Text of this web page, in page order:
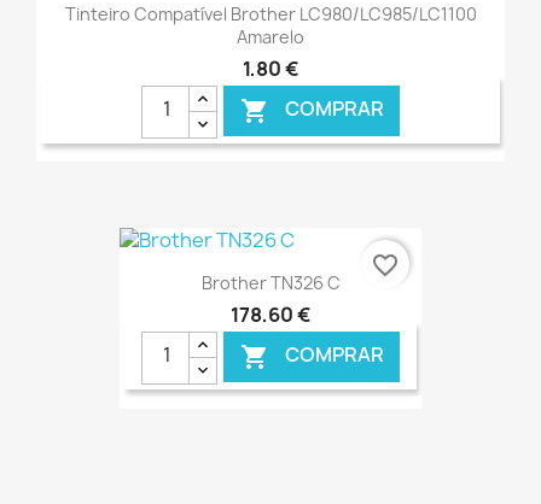
Tinteiro Compatível Brother LC980/LC985/LC1100
Amarelo
1,80 €
 COMPRAR
Brother TN326 C
178,60 €
 COMPRAR
favorite_border